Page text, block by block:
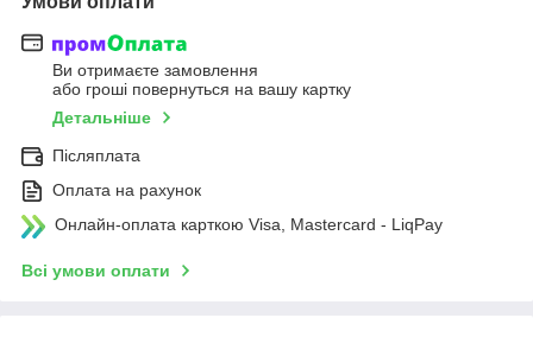
Ви отримаєте замовлення
або гроші повернуться на вашу картку
Детальніше
Післяплата
Оплата на рахунок
Онлайн-оплата карткою Visa, Mastercard - LiqPay
Всі умови оплати